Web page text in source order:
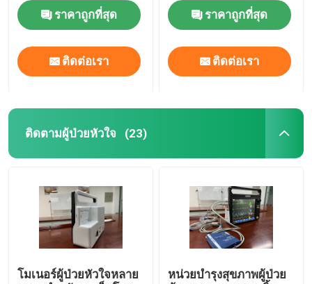
ราคาถูกที่สุด
ติดต่อเรา
ราคาถูกที่สุด
ติดต่อเรา
ติดตามผู้ป่วยหัวใจ (23)
โมเนอร์ผู้ป่วยหัวใจหลาย
หน่วยบํารุงสุขภาพผู้ป่วย